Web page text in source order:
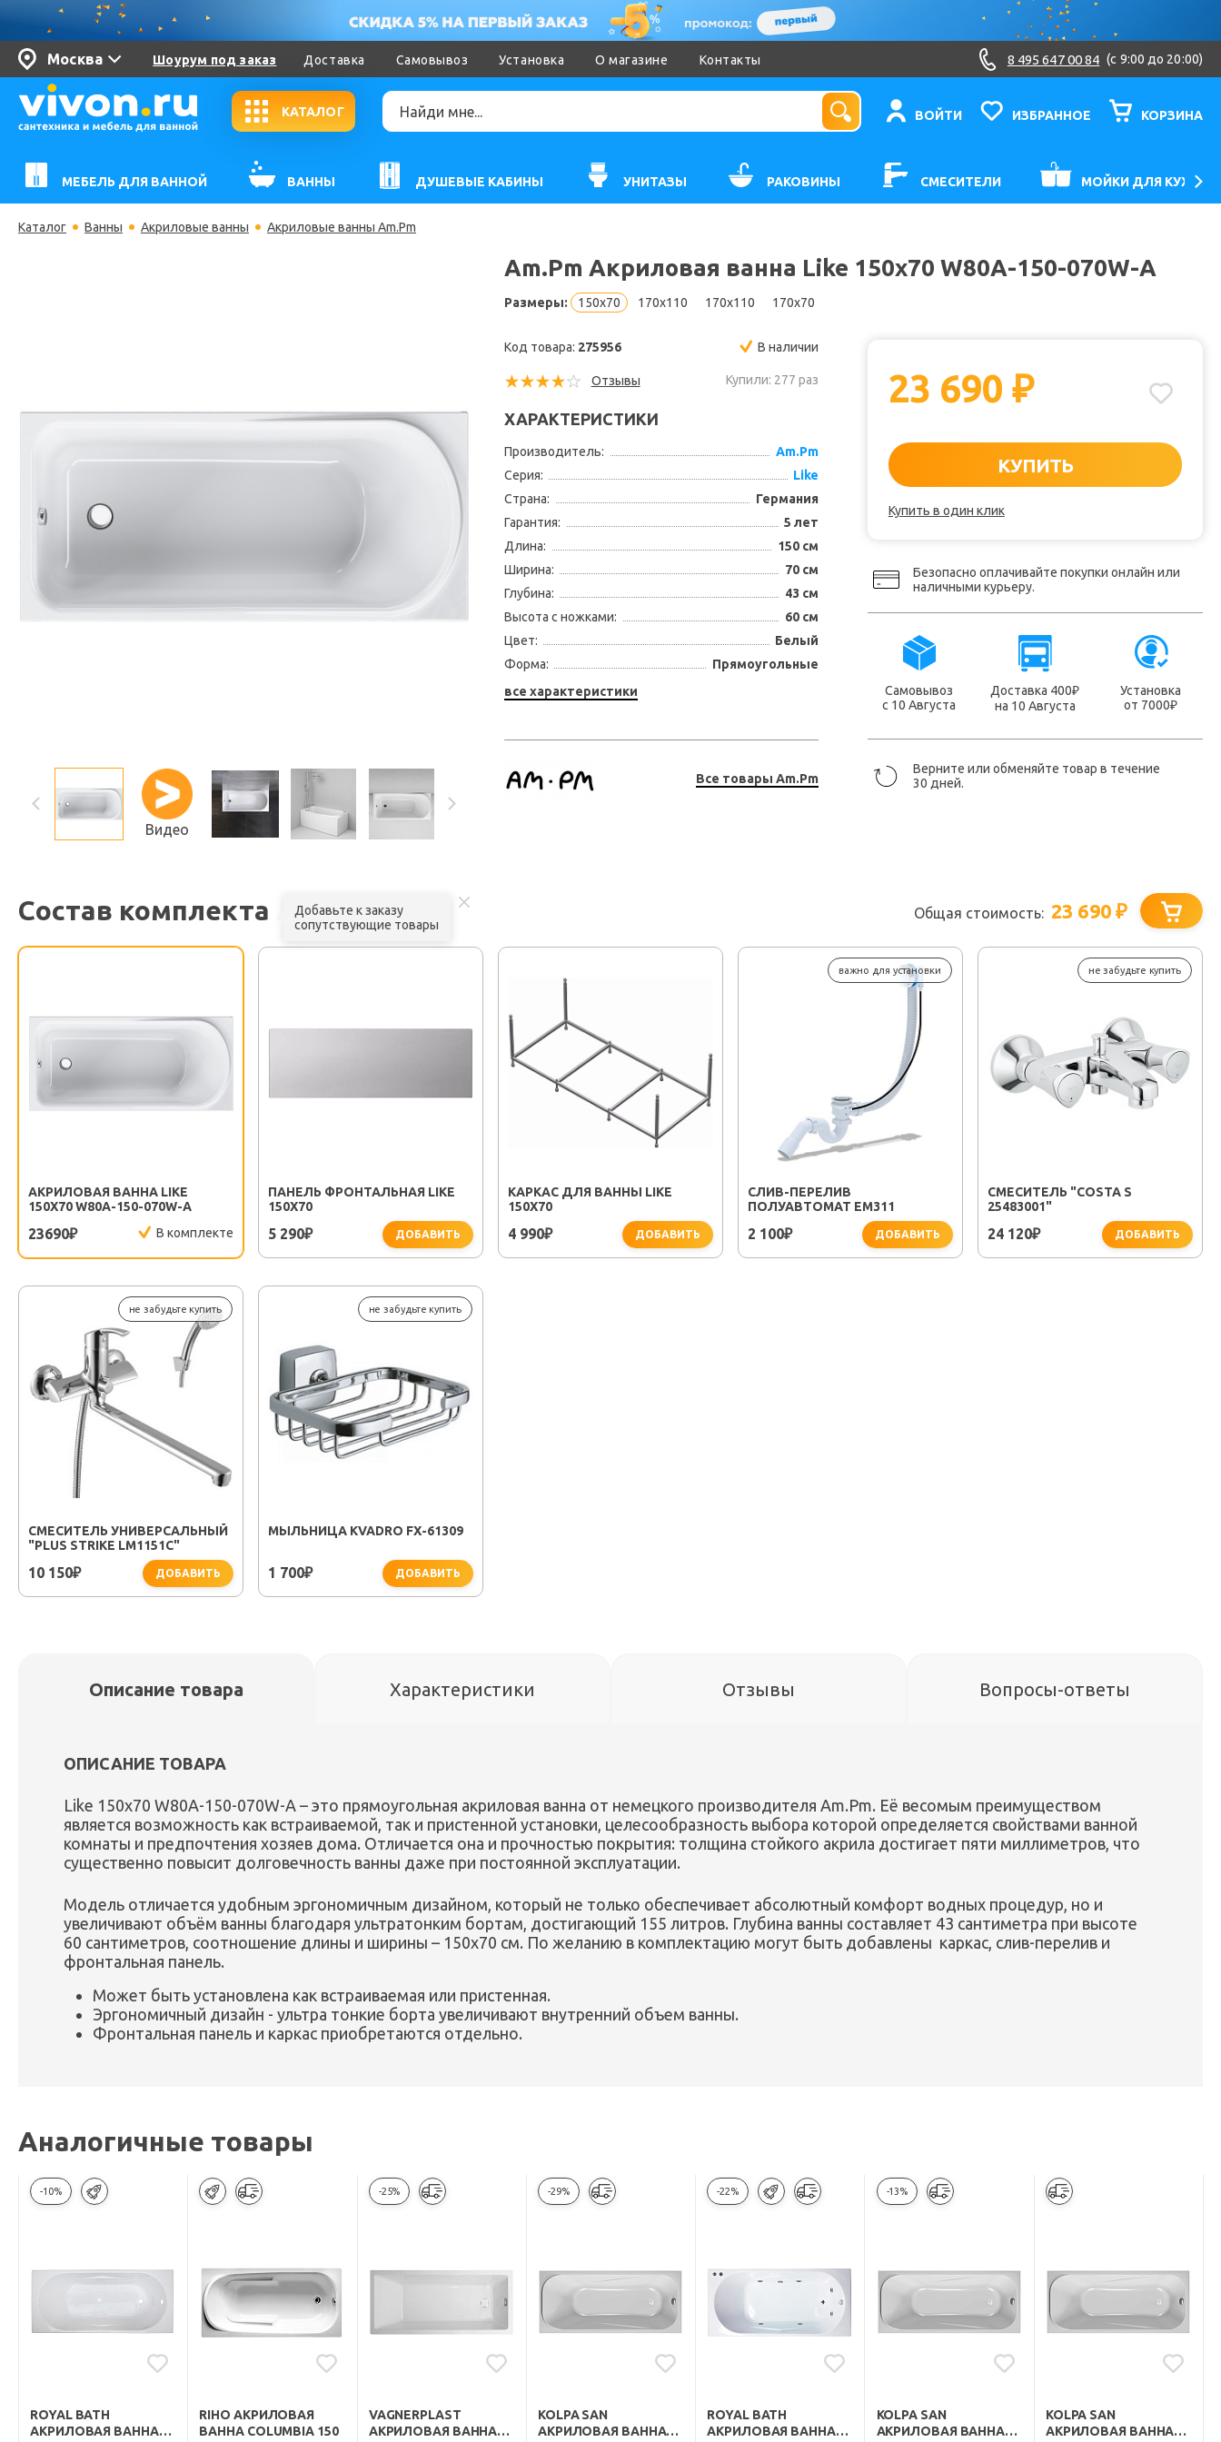
Москва Шоурум под заказ Доставка Самовывоз Установка О магазине Контакты 8 495 647 00 84 (c 9:00 до 20:00)
КАТАЛОГ ВОЙТИ ИЗБРАННОЕ КОРЗИНА
МЕБЕЛЬ ДЛЯ ВАННОЙ ВАННЫ ДУШЕВЫЕ КАБИНЫ УНИТАЗЫ РАКОВИНЫ СМЕСИТЕЛИ МОЙКИ ДЛЯ КУХНИ
Каталог Ванны Акриловые ванны Акриловые ванны Am.Pm
Смотреть видео
Видео
Am.Pm Акриловая ванна Like 150х70 W80A-150-070W-A
Размеры: 150x70 170x110 170x110 170x70
Код товара: 275956 В наличии
Отзывы Купили: 277 раз
ХАРАКТЕРИСТИКИ
Производитель:
Am.Pm
Серия:
Like
Страна:
Германия
Гарантия:
5 лет
Длина:
150 см
Ширина:
70 см
Глубина:
43 см
Высота с ножками:
60 см
Цвет:
Белый
Форма:
Прямоугольные
все характеристики
Все товары Am.Pm
23 690₽
КУПИТЬ
Купить в один клик
Безопасно оплачивайте покупки онлайн или
наличными курьеру.
Самовывоз
с 10 Августа
Доставка 400₽
на 10 Августа
Установка
от 7000₽
Верните или обменяйте товар в течение
30 дней.
Состав комплекта
Добавьте к заказу
сопутствующие товары
Общая стоимость: 23 690₽
АКРИЛОВАЯ ВАННА LIKE
150Х70 W80A-150-070W-A
23690₽ В комплекте
ПАНЕЛЬ ФРОНТАЛЬНАЯ LIKE
150Х70
5 290₽ ДОБАВИТЬ
КАРКАС ДЛЯ ВАННЫ LIKE
150X70
4 990₽ ДОБАВИТЬ
важно для установки
CЛИВ-ПЕРЕЛИВ
ПОЛУАВТОМАТ EM311
2 100₽ ДОБАВИТЬ
не забудьте купить
СМЕСИТЕЛЬ "COSTA S
25483001"
24 120₽ ДОБАВИТЬ
не забудьте купить
СМЕСИТЕЛЬ УНИВЕРСАЛЬНЫЙ
"PLUS STRIKE LM1151C"
10 150₽ ДОБАВИТЬ
не забудьте купить
МЫЛЬНИЦА KVADRO FX-61309
1 700₽ ДОБАВИТЬ
Описание товара Характеристики Отзывы Вопросы-ответы
ОПИСАНИЕ ТОВАРА
Like 150х70 W80A-150-070W-A – это прямоугольная акриловая ванна от немецкого производителя Am.Pm. Её весомым преимуществом
является возможность как встраиваемой, так и пристенной установки, целесообразность выбора которой определяется свойствами ванной
комнаты и предпочтения хозяев дома. Отличается она и прочностью покрытия: толщина стойкого акрила достигает пяти миллиметров, что
существенно повысит долговечность ванны даже при постоянной эксплуатации.
Модель отличается удобным эргономичным дизайном, который не только обеспечивает абсолютный комфорт водных процедур, но и
увеличивают объём ванны благодаря ультратонким бортам, достигающий 155 литров. Глубина ванны составляет 43 сантиметра при высоте
60 сантиметров, соотношение длины и ширины – 150х70 см. По желанию в комплектацию могут быть добавлены каркас, слив-перелив и
фронтальная панель.
Может быть установлена как встраиваемая или пристенная.
Эргономичный дизайн - ультра тонкие борта увеличивают внутренний объем ванны.
Фронтальная панель и каркас приобретаются отдельно.
Аналогичные товары
-10%
ROYAL BATH
АКРИЛОВАЯ ВАННА
RIHO АКРИЛОВАЯ
ВАННА COLUMBIA 150
-25%
VAGNERPLAST
АКРИЛОВАЯ ВАННА
-29%
KOLPA SAN
АКРИЛОВАЯ ВАННА
-22%
ROYAL BATH
АКРИЛОВАЯ ВАННА
-13%
KOLPA SAN
АКРИЛОВАЯ ВАННА
KOLPA SAN
АКРИЛОВАЯ ВАННА